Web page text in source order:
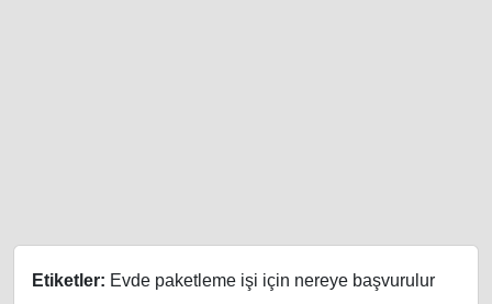
Etiketler: Evde paketleme işi için nereye başvurulur